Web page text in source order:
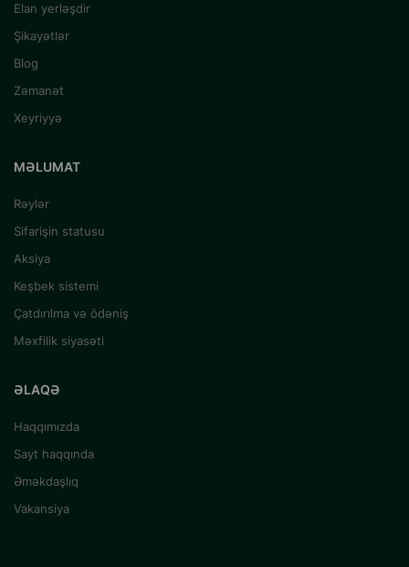
Elan yerləşdir
Şikayətlər
Blog
Zəmanət
Xeyriyyə
MƏLUMAT
Rəylər
Sifarişin statusu
Aksiya
Keşbek sistemi
Çatdırılma və ödəniş
Məxfilik siyasəti
ƏLAQƏ
Haqqımızda
Sayt haqqında
Əməkdaşlıq
Vakansiya